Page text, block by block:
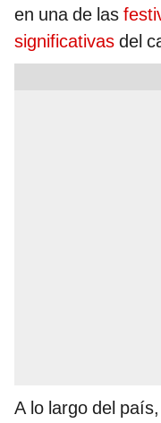
en una de las
significativas del
A lo largo del